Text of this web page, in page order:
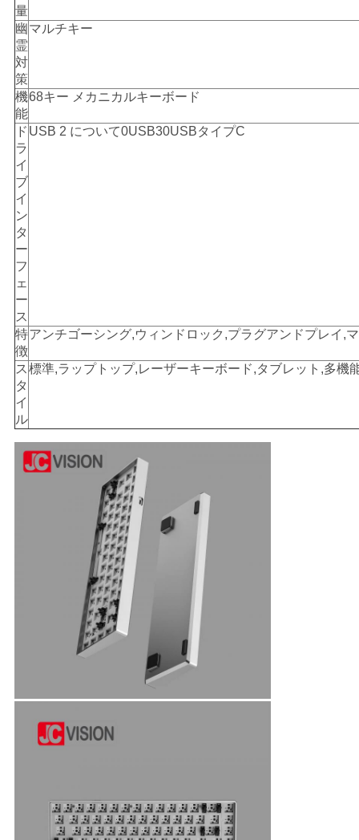
金
を
求
め
て
く
だ
さ
い
地
図
プ
ラ
イ
ー
量
幽
霊
対
策
マルチキー
機
能
68キー メカニカルキーボード
ド
ラ
イ
ブ
イ
ン
タ
ー
フ
ェ
ー
ス
USB 2 について0USB30USBタイプC
特
徴
アンチゴーシング,ウィンドロック,プラグアンドプレイ,
ス
タ
イ
ル
標準,ラップトップ,レーザーキーボード,タブレット,多機